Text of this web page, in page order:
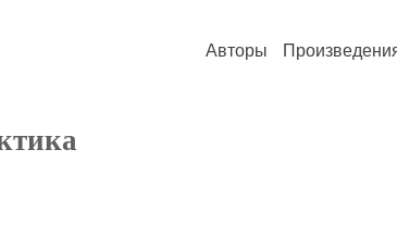
Авторы